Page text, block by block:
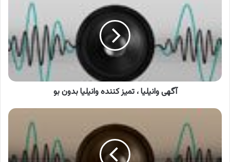
کننده
وانیلیا
بدون
آگهی وانیلیا ، تمیز کننده وانیلیا بدون بو
آگهی
مازیار
صنعت